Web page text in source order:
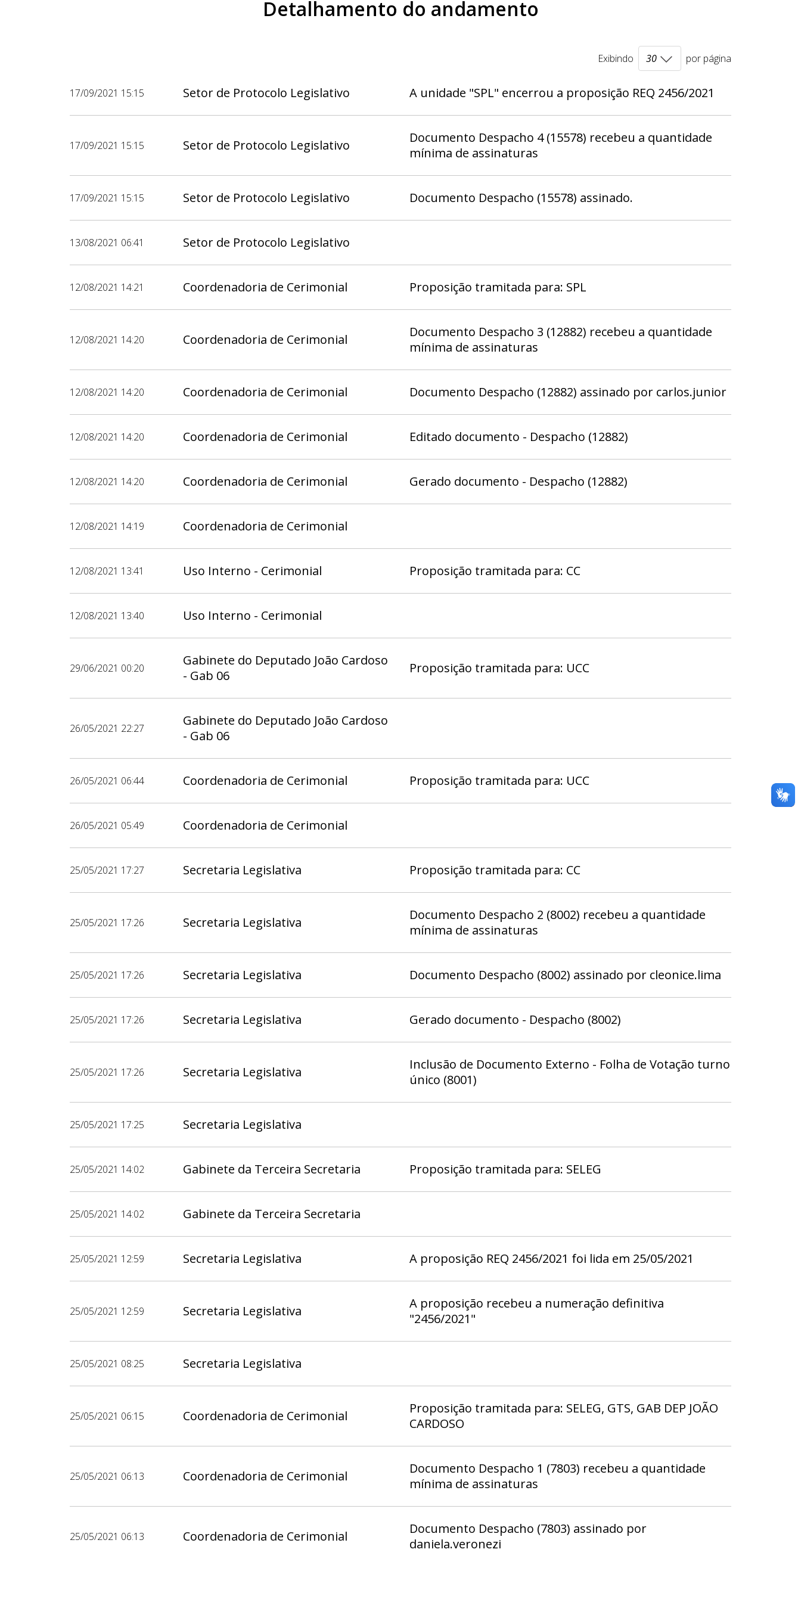
Detalhamento do andamento
Exibindo por página
17/09/2021 15:15 Setor de Protocolo Legislativo A unidade "SPL" encerrou a proposição REQ 2456/2021
17/09/2021 15:15 Setor de Protocolo Legislativo
Documento Despacho 4 (15578) recebeu a quantidade
mínima de assinaturas
17/09/2021 15:15 Setor de Protocolo Legislativo Documento Despacho (15578) assinado.
13/08/2021 06:41 Setor de Protocolo Legislativo
12/08/2021 14:21 Coordenadoria de Cerimonial Proposição tramitada para: SPL
12/08/2021 14:20 Coordenadoria de Cerimonial
Documento Despacho 3 (12882) recebeu a quantidade
mínima de assinaturas
12/08/2021 14:20 Coordenadoria de Cerimonial Documento Despacho (12882) assinado por carlos.junior
12/08/2021 14:20 Coordenadoria de Cerimonial Editado documento - Despacho (12882)
12/08/2021 14:20 Coordenadoria de Cerimonial Gerado documento - Despacho (12882)
12/08/2021 14:19 Coordenadoria de Cerimonial
12/08/2021 13:41 Uso Interno - Cerimonial Proposição tramitada para: CC
12/08/2021 13:40 Uso Interno - Cerimonial
29/06/2021 00:20
Gabinete do Deputado João Cardoso
- Gab 06
Proposição tramitada para: UCC
26/05/2021 22:27
Gabinete do Deputado João Cardoso
- Gab 06
26/05/2021 06:44 Coordenadoria de Cerimonial Proposição tramitada para: UCC
26/05/2021 05:49 Coordenadoria de Cerimonial
25/05/2021 17:27 Secretaria Legislativa Proposição tramitada para: CC
25/05/2021 17:26 Secretaria Legislativa
Documento Despacho 2 (8002) recebeu a quantidade
mínima de assinaturas
25/05/2021 17:26 Secretaria Legislativa Documento Despacho (8002) assinado por cleonice.lima
25/05/2021 17:26 Secretaria Legislativa Gerado documento - Despacho (8002)
25/05/2021 17:26 Secretaria Legislativa
Inclusão de Documento Externo - Folha de Votação turno
único (8001)
25/05/2021 17:25 Secretaria Legislativa
25/05/2021 14:02 Gabinete da Terceira Secretaria Proposição tramitada para: SELEG
25/05/2021 14:02 Gabinete da Terceira Secretaria
25/05/2021 12:59 Secretaria Legislativa A proposição REQ 2456/2021 foi lida em 25/05/2021
25/05/2021 12:59 Secretaria Legislativa
A proposição recebeu a numeração definitiva
"2456/2021"
25/05/2021 08:25 Secretaria Legislativa
25/05/2021 06:15 Coordenadoria de Cerimonial
Proposição tramitada para: SELEG, GTS, GAB DEP JOÃO
CARDOSO
25/05/2021 06:13 Coordenadoria de Cerimonial
Documento Despacho 1 (7803) recebeu a quantidade
mínima de assinaturas
25/05/2021 06:13 Coordenadoria de Cerimonial
Documento Despacho (7803) assinado por
daniela.veronezi